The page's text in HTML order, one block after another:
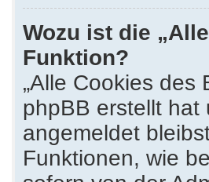
Wozu ist die
Funktion?
„Alle Cookies des
phpBB erstellt hat
angemeldet
Funktionen, wie